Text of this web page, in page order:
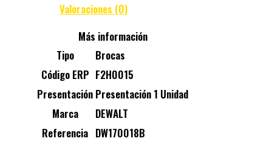
Valoraciones (0)
Más información
Tipo
Brocas
Código ERP F2H0015
Presentación Presentación 1 Unidad
Marca
DEWALT
Referencia DW170018B